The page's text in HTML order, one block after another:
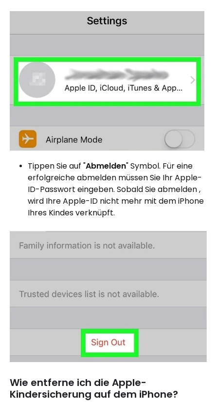
Tippen Sie auf "Abmelden" Symbol. Für eine
erfolgreiche abmelden müssen Sie Ihr Apple-
ID-Passwort eingeben. Sobald Sie abmelden ,
wird Ihre Apple-ID nicht mehr mit dem iPhone
Ihres Kindes verknüpft.
Wie entferne ich die Apple-
Kindersicherung auf dem iPhone?